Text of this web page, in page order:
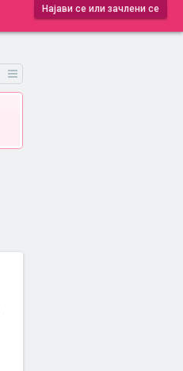
Најави се или зачлени се